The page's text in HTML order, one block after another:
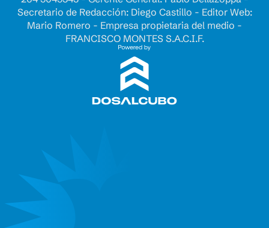
Secretario de Redacción: Diego Castillo - Editor Web:
Mario Romero - Empresa propietaria del medio -
FRANCISCO MONTES S.A.C.I.F.